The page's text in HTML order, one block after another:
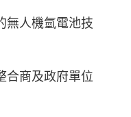
無人機氫電池技
合商及政府單位